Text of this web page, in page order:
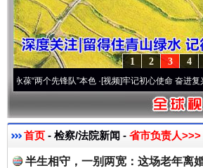
4
3
2
1
个先锋队”本色·[视频]牢记初心使命 奋进复兴征程丨
首页 - 检察/法院新闻 - 省市负责人>>>
半生相守，一别两宽：这场老年离